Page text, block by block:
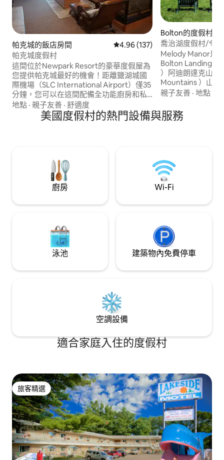
帕克城的飯店房間 從 137 則評價中獲得 4.96 的平
4.96 (137)
帕克城度假村
這間位於Newpark Resort的豪華度假屋為
您提供帕克城最好的機會！距離鹽湖城國
際機場（SLC International Airport）僅35
分鐘，您可以在這間配備全功能廚房和私
人按摩浴缸的兩房套房中放鬆身心！就床
位安排而言，您將獲得一張加大雙人床和
一張可拉出的雙人沙發床。您的套房有一
美麗的山景或奧林匹克公園的斜坡。 距離
您的門口僅幾步之遙的是免費的帕克城穿
梭巴士，每20分鐘一班，可將您送到世界
一流的滑雪勝地和山地自行車，或美麗而
歷史悠久的帕克城主街。雖然Newpark
Resort有免費停車位，甚至有電動車充電
需要開車出行。附近有雜貨店、餐廳、咖
啡廳等。在隔壁的Swaner自然保護區散
步，您可能會看到當地的野生動物。搭乘
免費接駁車即可抵達折扣店。有許多健行
和自行車道，而且有許多自行車租賃店。
當您從帕克城探索回家時，可以在度假村
在桑拿房或蒸汽房暖身，或在健身中心鍛
鍊。或者回到您的套房，在露臺上享受您
的個人熱水浴缸，觀看周圍的夜生活和美
麗的景觀，並可輕鬆乘坐電梯。提供儲物
櫃，以保護您的滑雪板和滑雪板。為了滿
足您的洗衣需求，套房內提供洗衣機和烘
地點 · 親子友善 · 舒適度
Bolton的度假村
喬治湖度假村/令
雙人床
Melody Manor是
Bolton Landing
）阿迪朗達克山
Mountains ）山麓
爾頓哈姆雷特（
鐵、籃球和網球
如畫的海濱可欣賞
裝鬆餅
親子友善 ·地點
美國度假村的熱門設備與服務
廚房 Wi-Fi
泳池 建築物內免費停車
空調設備
適合家庭入住的度假村
旅客精選
旅客精選